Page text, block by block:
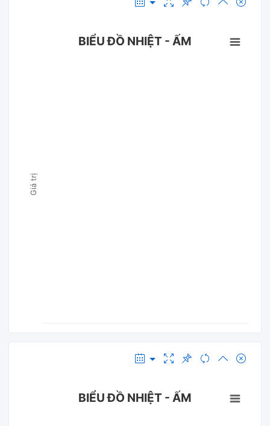
Giá trị
BIỂU ĐỒ NHIỆT - ẤM
BIỂU ĐỒ NHIỆT - ẤM